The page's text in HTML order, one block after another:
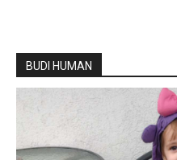
BUDI HUMAN